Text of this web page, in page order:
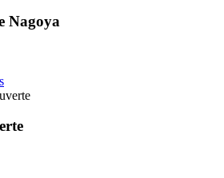
Nagoya